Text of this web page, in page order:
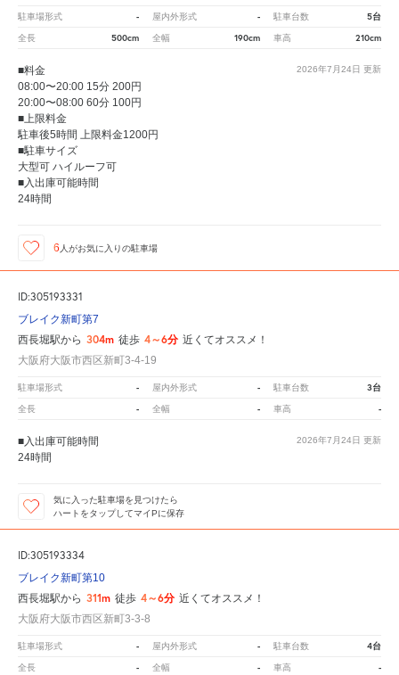
駐車場形式 - 屋内外形式 - 駐車台数 5台
全長 500cm 全幅 190cm 車高 210cm
2026年7月24日 更新
■料金
08:00〜20:00 15分 200円
20:00〜08:00 60分 100円
■上限料金
駐車後5時間 上限料金1200円
■駐車サイズ
大型可 ハイルーフ可
■入出庫可能時間
24時間
6 人がお気に入りの駐車場
ID:305193331
ブレイク新町第7
西長堀駅から 304m 徒歩 4～6分 近くてオススメ！
大阪府大阪市西区新町3-4-19
駐車場形式 - 屋内外形式 - 駐車台数 3台
全長 - 全幅 - 車高 -
2026年7月24日 更新
■入出庫可能時間
24時間
気に入った駐車場を見つけたら
ハートをタップしてマイPに保存
ID:305193334
ブレイク新町第10
西長堀駅から 311m 徒歩 4～6分 近くてオススメ！
大阪府大阪市西区新町3-3-8
駐車場形式 - 屋内外形式 - 駐車台数 4台
全長 - 全幅 - 車高 -